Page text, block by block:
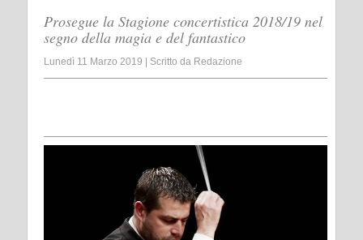
Prosegue la Stagione concertistica 2018/19 nel
segno della magia e del fantastico
Lunedì 11 Marzo 2019 Scritto da Redazione